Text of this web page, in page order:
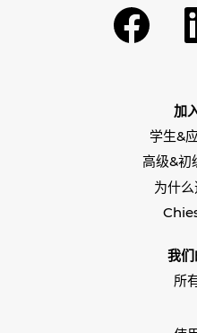
在
新
选
在
新
选
开
。
加
学生&
高级&初
为什
我
所